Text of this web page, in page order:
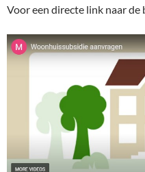
Voor een directe link naar